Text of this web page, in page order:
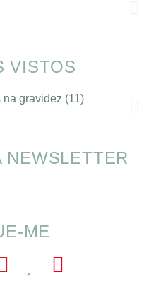
VISTOS
Pequenos Almoços
NEWSLETTER
ME